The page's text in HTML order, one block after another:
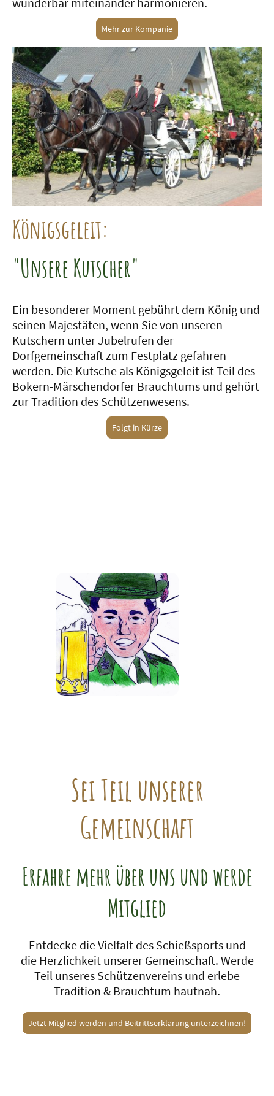
Mehr zur Kompanie
Königsgeleit:
"Unsere Kutscher"
Ein besonderer Moment gebührt dem König und
seinen Majestäten, wenn Sie von unseren
Kutschern unter Jubelrufen der
Dorfgemeinschaft zum Festplatz gefahren
werden. Die Kutsche als Königsgeleit ist Teil des
Bokern-Märschendorfer Brauchtums und gehört
zur Tradition des Schützenwesens.
Folgt in Kürze
Sei Teil unserer
Gemeinschaft
Erfahre mehr über uns und werde
Mitglied
Entdecke die Vielfalt des Schießsports und
die Herzlichkeit unserer Gemeinschaft. Werde
Teil unseres Schützenvereins und erlebe
Tradition & Brauchtum hautnah.
Jetzt Mitglied werden und Beitrittserklärung unterzeichnen!